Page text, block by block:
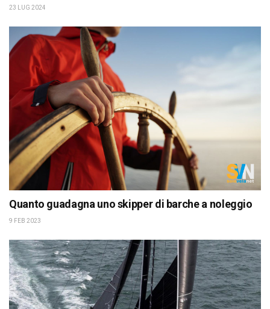
23 LUG 2024
Quanto guadagna uno skipper di barche a noleggio
9 FEB 2023